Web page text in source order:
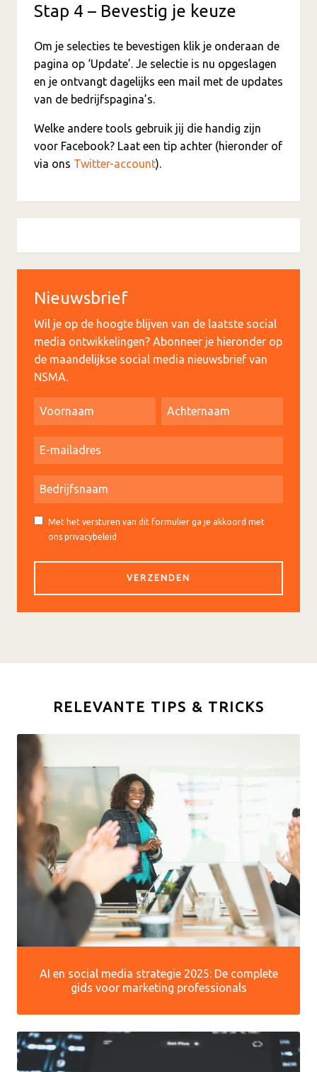
Stap 4 – Bevestig je keuze
Om je selecties te bevestigen klik je onderaan de
pagina op ‘Update’. Je selectie is nu opgeslagen
en je ontvangt dagelijks een mail met de updates
van de bedrijfspagina’s.
Welke andere tools gebruik jij die handig zijn
voor Facebook? Laat een tip achter (hieronder of
via ons Twitter-account).
Nieuwsbrief
Wil je op de hoogte blijven van de laatste social
media ontwikkelingen? Abonneer je hieronder op
de maandelijkse social media nieuwsbrief van
NSMA.
Met het versturen van dit formulier ga je akkoord met
ons privacybeleid
RELEVANTE TIPS & TRICKS
AI en social media strategie 2025: De complete
gids voor marketing professionals